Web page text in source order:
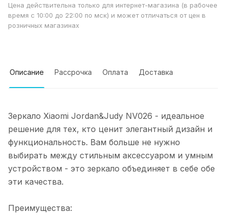
Цена действительна только для интернет-магазина (в рабочее
время с 10:00 до 22:00 по мск) и может отличаться от цен в
розничных магазинах
Описание Рассрочка Оплата Доставка
Зеркало Xiaomi Jordan&Judy NV026 - идеальное
решение для тех, кто ценит элегантный дизайн и
функциональность. Вам больше не нужно
выбирать между стильным аксессуаром и умным
устройством - это зеркало объединяет в себе обе
эти качества.
Преимущества: